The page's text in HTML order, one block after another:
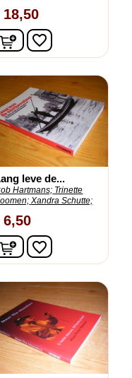
18,50
In winkelwagen
favorite_border
leve de...
Hartmans; Trinette
Xandra Schutte;
6,50
In winkelwagen
favorite_border